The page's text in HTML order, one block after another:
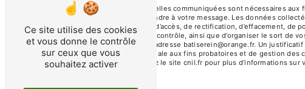
** Les données personnelles communiquées sont nécessaires
dans le seul but de répondre à votre message. Les données
Vous disposez de droits d’accès, de rectification, d’effacement,
auprès d’une autorité de contrôle, ainsi que d’organiser le sort de
courrier électronique à l'adresse batiserein@orange.fr. Un
durée de prescription légale aux fins probatoires et de gestion
Bloctel.gouv.fr
. Consultez le site cnil.fr pour plus d’informations sur
Ce site utilise des cookies
et vous donne le contrôle
sur ceux que vous
souhaitez activer